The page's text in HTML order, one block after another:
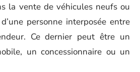
la vente de véhicules neufs ou
d’une personne interposée entre
Ce dernier peut être un
un concessionnaire ou un